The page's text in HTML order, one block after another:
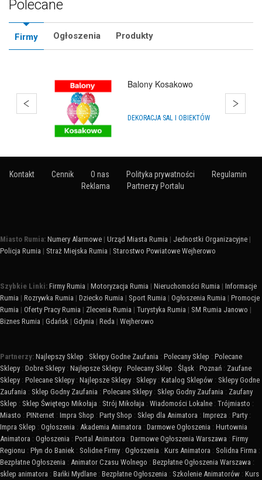
Polecane
Firmy Ogłoszenia Produkty
Balony Kosakowo
DEKORACJA SAL I OBIEKTÓW
Kontakt Cennik O nas Polityka prywatności
Regulamin
Reklama
Partnerzy Portalu
Miasto Rumia: Numery Alarmowe | Urząd Miasta Rumia | Jednostki Organizacyjne |
Policja Rumia | Straż Miejska Rumia | Starostwo Powiatowe Wejherowo
Szybkie Linki: Firmy Rumia | Motoryzacja Rumia | Nieruchomości Rumia | Informacje
Rumia | Rozrywka Rumia | Dziecko Rumia | Sport Rumia | Ogłoszenia Rumia | Promocje
Rumia | Oferty Pracy Rumia | Zlecenia Rumia | Turystyka Rumia | SM Rumia Janowo |
Biznes Rumia | Gdańsk | Gdynia | Reda | Wejherowo
Partnerzy: Najlepszy Sklep : Sklepy Godne Zaufania : Polecany Sklep : Polecane
Sklepy : Dobre Sklepy : Najlepsze Sklepy : Polecany Sklep : Śląsk : Poznań : Zaufane
Sklepy : Polecane Sklepy : Najlepsze Sklepy : Sklepy : Katalog Sklepów : Sklepy Godne
Zaufania : Sklep Godny Zaufania : Polecane Sklepy : Sklep Godny Zaufania : Zaufany
Sklep : Sklep Świętego Mikołaja : Strój Mikołaja : Wiadomości Lokalne : Trójmiasto :
Miasto : PINternet : Impra Shop : Party Shop : Sklep dla Animatora : Impreza : Party :
Impra Sklep : Ogłoszenia : Akademia Animatora : Darmowe Ogłoszenia : Hurtownia
Animatora : Ogłoszenia : Portal Animatora : Darmowe Ogłoszenia Warszawa : Firmy
Regionu : Płyn do Baniek : Solidne Firmy : Ogłoszenia : Kurs Animatora : Solidna Firma :
Bezpłatne Ogłoszenia : Animator Czasu Wolnego : Bezpłatne Ogłoszenia Warszawa :
sklep animatora : Bańki Mydlane : Bezpłatne Ogłoszenia : Szkolenie Animatorów : Kurs